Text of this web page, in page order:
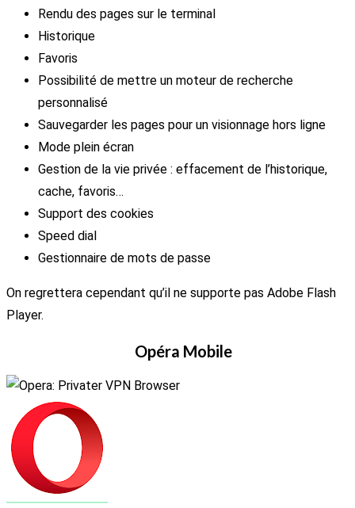
Rendu des pages sur le terminal
Historique
Favoris
Possibilité de mettre un moteur de recherche
personnalisé
Sauvegarder les pages pour un visionnage hors ligne
Mode plein écran
Gestion de la vie privée : effacement de l’historique,
cache, favoris…
Support des cookies
Speed dial
Gestionnaire de mots de passe
On regrettera cependant qu’il ne supporte pas Adobe Flash
Player.
Opéra Mobile